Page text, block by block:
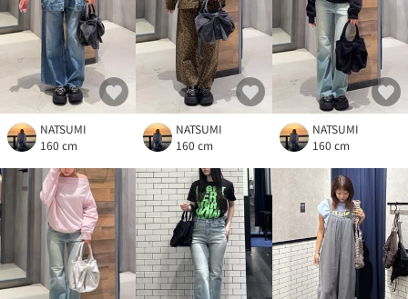
NATSUMI
160 cm
NATSUMI
160 cm
NATSUMI
160 cm